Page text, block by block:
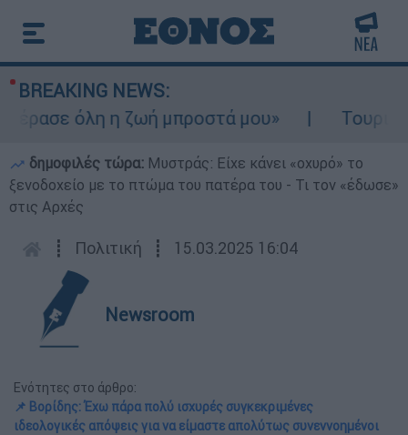
BREAKING NEWS:
όλη η ζωή μπροστά μου»
δημοφιλές τώρα: Μυστράς: Είχε κάνει «οχυρό» το
ξενοδοχείο με το πτώμα του πατέρα του - Τι τον «έδωσε»
στις Αρχές
┋ Πολιτική ┋ 15.03.2025 16:04
Newsroom
Ενότητες στο άρθρο:
📌 Βορίδης: Έχω πάρα πολύ ισχυρές συγκεκριμένες
ιδεολογικές απόψεις για να είμαστε απολύτως συνεννοημένοι